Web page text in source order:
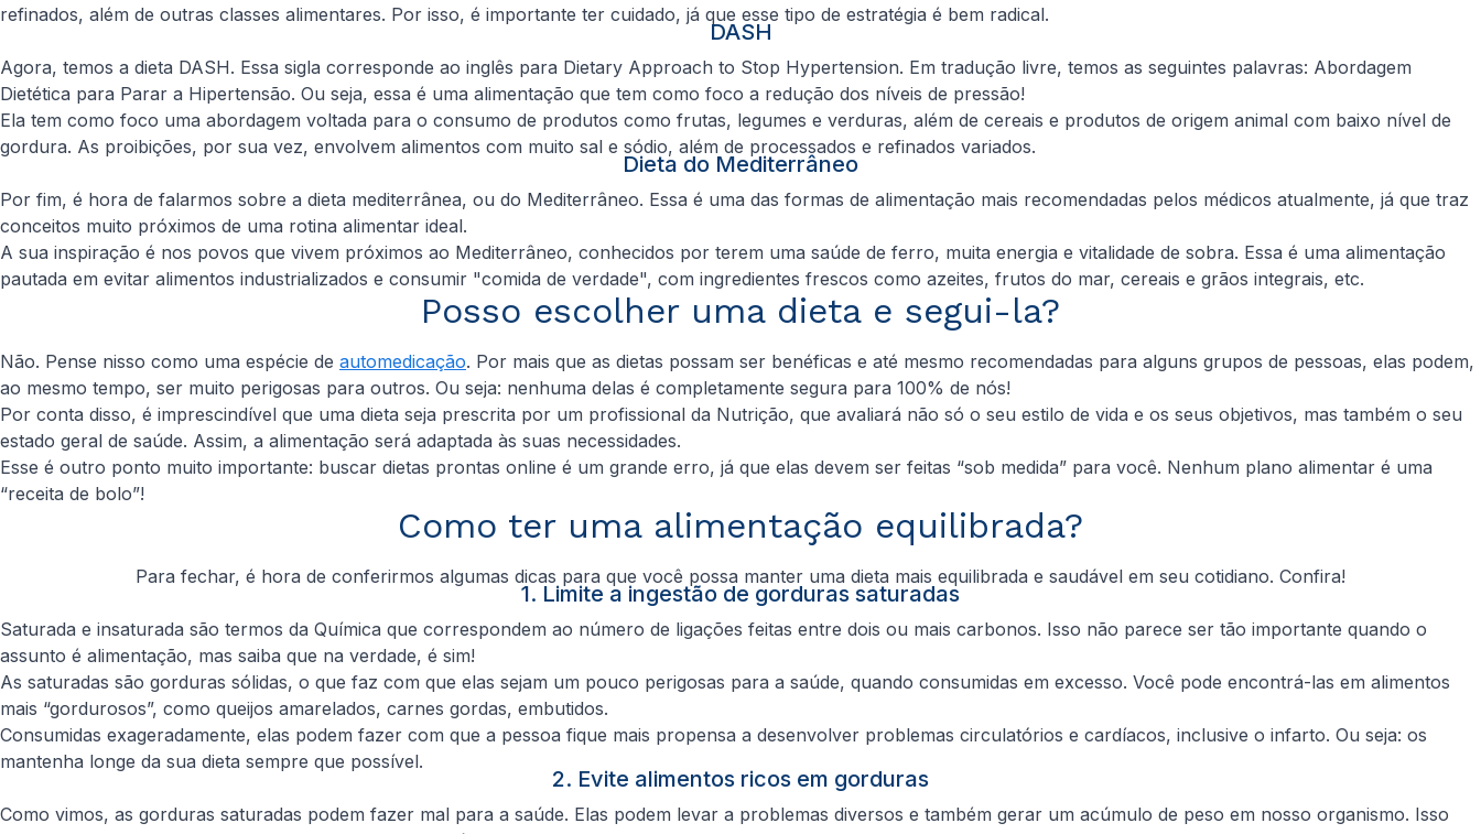
refinados, além de outras classes alimentares. Por isso, é importante ter cuidado, já que esse tipo de estratégia é bem radical.
DASH
Agora, temos a dieta DASH. Essa sigla corresponde ao inglês para Dietary Approach to Stop Hypertension. Em tradução livre, temos as seguintes palavras: Abordagem
Dietética para Parar a Hipertensão. Ou seja, essa é uma alimentação que tem como foco a redução dos níveis de pressão!
Ela tem como foco uma abordagem voltada para o consumo de produtos como frutas, legumes e verduras, além de cereais e produtos de origem animal com baixo nível de
gordura. As proibições, por sua vez, envolvem alimentos com muito sal e sódio, além de processados e refinados variados.
Dieta do Mediterrâneo
Por fim, é hora de falarmos sobre a dieta mediterrânea, ou do Mediterrâneo. Essa é uma das formas de alimentação mais recomendadas pelos médicos atualmente, já que traz
conceitos muito próximos de uma rotina alimentar ideal.
A sua inspiração é nos povos que vivem próximos ao Mediterrâneo, conhecidos por terem uma saúde de ferro, muita energia e vitalidade de sobra. Essa é uma alimentação
pautada em evitar alimentos industrializados e consumir "comida de verdade", com ingredientes frescos como azeites, frutos do mar, cereais e grãos integrais, etc.
Posso escolher uma dieta e segui-la?
Não. Pense nisso como uma espécie de automedicação. Por mais que as dietas possam ser benéficas e até mesmo recomendadas para alguns grupos de pessoas, elas podem,
ao mesmo tempo, ser muito perigosas para outros. Ou seja: nenhuma delas é completamente segura para 100% de nós!
Por conta disso, é imprescindível que uma dieta seja prescrita por um profissional da Nutrição, que avaliará não só o seu estilo de vida e os seus objetivos, mas também o seu
estado geral de saúde. Assim, a alimentação será adaptada às suas necessidades.
Esse é outro ponto muito importante: buscar dietas prontas online é um grande erro, já que elas devem ser feitas “sob medida” para você. Nenhum plano alimentar é uma
“receita de bolo”!
Como ter uma alimentação equilibrada?
Para fechar, é hora de conferirmos algumas dicas para que você possa manter uma dieta mais equilibrada e saudável em seu cotidiano. Confira!
1. Limite a ingestão de gorduras saturadas
Saturada e insaturada são termos da Química que correspondem ao número de ligações feitas entre dois ou mais carbonos. Isso não parece ser tão importante quando o
assunto é alimentação, mas saiba que na verdade, é sim!
As saturadas são gorduras sólidas, o que faz com que elas sejam um pouco perigosas para a saúde, quando consumidas em excesso. Você pode encontrá-las em alimentos
mais “gordurosos”, como queijos amarelados, carnes gordas, embutidos.
Consumidas exageradamente, elas podem fazer com que a pessoa fique mais propensa a desenvolver problemas circulatórios e cardíacos, inclusive o infarto. Ou seja: os
mantenha longe da sua dieta sempre que possível.
2. Evite alimentos ricos em gorduras
Como vimos, as gorduras saturadas podem fazer mal para a saúde. Elas podem levar a problemas diversos e também gerar um acúmulo de peso em nosso organismo. Isso